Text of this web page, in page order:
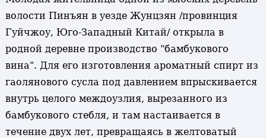
волости Пинъян в уезде Жунцзян /провинция
Гуйчжоу, Юго-Западный Китай/ открыла в
родной деревне производство "бамбукового
вина". Для его изготовления ароматный спирт из
гаолянового сусла под давлением впрыскивается
внутрь целого междоузлия, вырезанного из
бамбукового стебля, и там настаивается в
течение двух лет, превращаясь в желтоватый